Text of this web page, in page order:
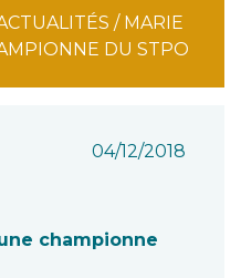
/ MARIE
DU STPO
04/12/2018
championne